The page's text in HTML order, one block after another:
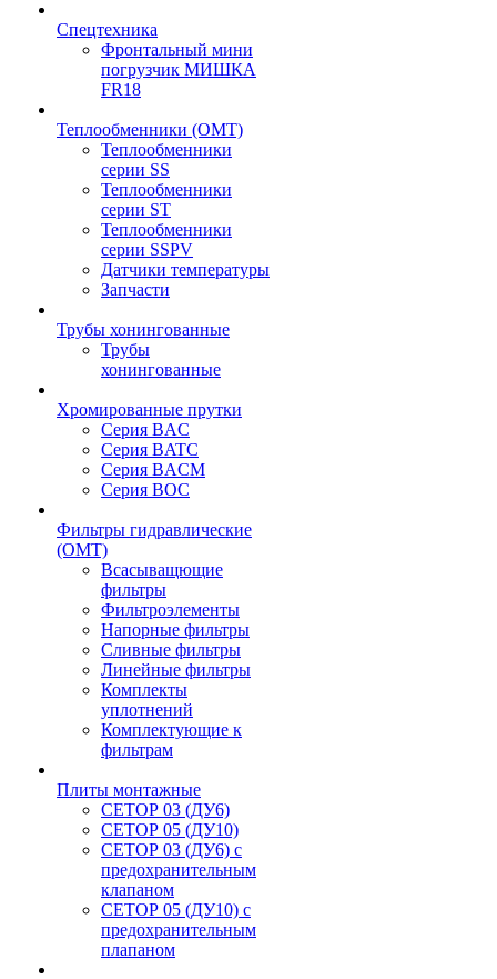
Спецтехника
Фронтальный мини
погрузчик МИШКА
FR18
Теплообменники (OMT)
Теплообменники
серии SS
Теплообменники
серии ST
Теплообменники
серии SSPV
Датчики температуры
Запчасти
Трубы хонингованные
Трубы
хонингованные
Хромированные прутки
Серия BAC
Серия BATC
Серия BACM
Серия BOC
Фильтры гидравлические
(OMT)
Всасыващющие
фильтры
Фильтроэлементы
Напорные фильтры
Сливные фильтры
Линейные фильтры
Комплекты
уплотнений
Комплектующие к
фильтрам
Плиты монтажные
CЕТОР 03 (ДУ6)
CЕТОР 05 (ДУ10)
CЕТОР 03 (ДУ6) с
предохранительным
клапаном
CЕТОР 05 (ДУ10) с
предохранительным
плапаном